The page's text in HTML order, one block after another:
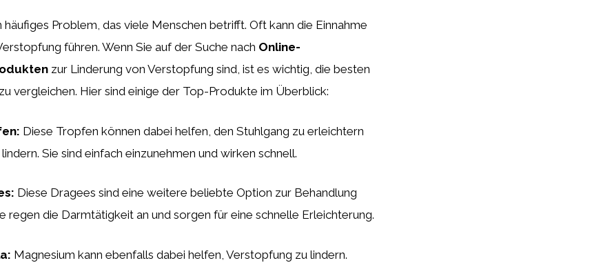
häufiges Problem, das viele Menschen betrifft. Oft kann die Einnahme
führen. Wenn Sie auf der Suche nach Online-
zur Linderung von Verstopfung sind, ist es wichtig, die besten
vergleichen. Hier sind einige der Top-Produkte im Überblick:
Diese Tropfen können dabei helfen, den Stuhlgang zu erleichtern
Sie sind einfach einzunehmen und wirken schnell.
Diese Dragees sind eine weitere beliebte Option zur Behandlung
regen die Darmtätigkeit an und sorgen für eine schnelle Erleichterung.
Magnesium kann ebenfalls dabei helfen, Verstopfung zu lindern.